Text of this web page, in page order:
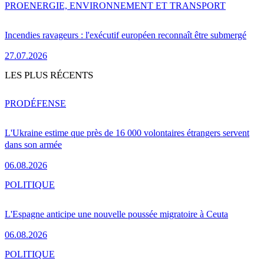
Incendies ravageurs : l'exécutif européen reconnaît être submergé
27.07.2026
PROENERGIE, ENVIRONNEMENT ET TRANSPORT
LES PLUS RÉCENTS
L'Ukraine estime que près de 16 000 volontaires étrangers servent
dans son armée
06.08.2026
PRODÉFENSE
L'Espagne anticipe une nouvelle poussée migratoire à Ceuta
06.08.2026
POLITIQUE
POLITIQUE